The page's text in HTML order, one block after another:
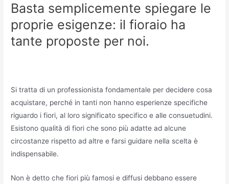
Basta semplicemente spiegare le
proprie esigenze: il fioraio ha
tante proposte per noi.
Si tratta di un professionista fondamentale per decidere cosa
acquistare, perché in tanti non hanno esperienze specifiche
riguardo i fiori, al loro significato specifico e alle consuetudini.
Esistono qualità di fiori che sono più adatte ad alcune
circostanze rispetto ad altre e farsi guidare nella scelta è
indispensabile.
Non è detto che fiori più famosi e diffusi debbano essere